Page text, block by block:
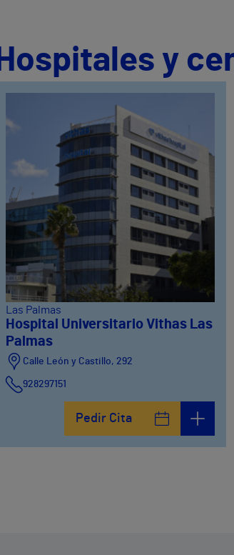
Hospitales y
Las Palmas
Hospital Universitario Vithas Las
Palmas
Calle León y Castillo, 292
928297151
Pedir Cita